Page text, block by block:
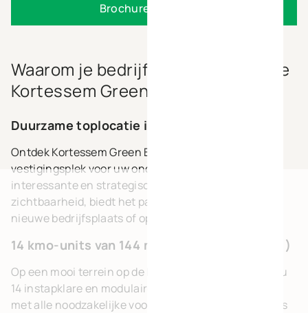
Brochure aanvragen
Waarom je bedrijf ontwikkelen in de
Kortessem Green Business Park ?
Duurzame toplocatie in Limburg
Ontdek Kortessem Green Business Park, dé ideale
vestigingsplek voor uw onderneming. Gelegen op
interessante en strategische omgeving met
zichtbaarheid, biedt het park vele voordelen voor uw
nieuwe bedrijfsplaats of opslagruimte!
14 kmo-units van 144 m² tot 4.500 m² (fase 1)
Op een mooi terrein op de Hasseltsesteenweg vindt u
14 instapklare en modulaire bedrijfsunits, uitgerust
met alle noodzakelijke voorzieningen. Sommige units